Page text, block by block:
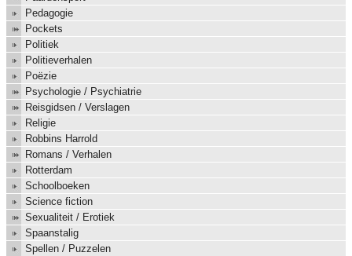
Pedagogie
Pockets
Politiek
Politieverhalen
Poëzie
Psychologie / Psychiatrie
Reisgidsen / Verslagen
Religie
Robbins Harrold
Romans / Verhalen
Rotterdam
Schoolboeken
Science fiction
Sexualiteit / Erotiek
Spaanstalig
Spellen / Puzzelen